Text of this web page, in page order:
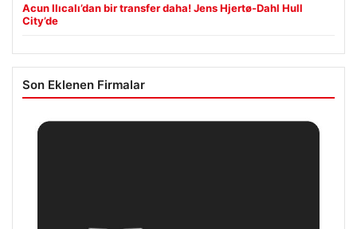
Acun Ilıcalı’dan bir transfer daha! Jens Hjertø-Dahl Hull
City’de
Son Eklenen Firmalar